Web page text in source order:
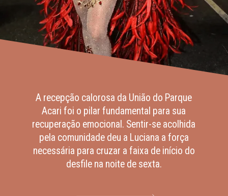
A recepção calorosa da União do Parque
Acari foi o pilar fundamental para sua
recuperação emocional. Sentir-se acolhida
pela comunidade deu a Luciana a força
necessária para cruzar a faixa de início do
desfile na noite de sexta.